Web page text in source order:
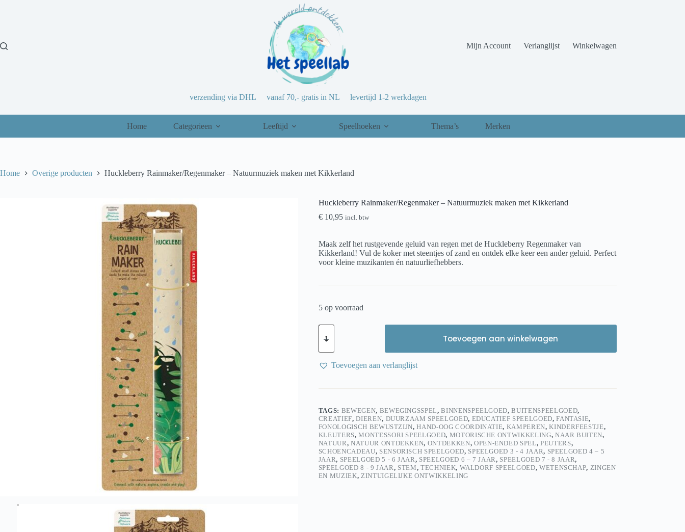
Mijn Account
Verlanglijst Winkelwagen
verzending via DHL vanaf 70,- gratis in NL levertijd 1-2 werkdagen
Home Categorieen Leeftijd Speelhoeken Thema’s Merken
Home Overige producten Huckleberry Rainmaker/Regenmaker – Natuurmuziek maken met Kikkerland
Huckleberry Rainmaker/Regenmaker – Natuurmuziek maken met Kikkerland
€10,95 incl. btw
Maak zelf het rustgevende geluid van regen met de Huckleberry Regenmaker van
Kikkerland! Vul de koker met steentjes of zand en ontdek elke keer een ander geluid. Perfect
voor kleine muzikanten én natuurliefhebbers.
5 op voorraad
Huckleberry
Rainmaker/Regenmaker
Natuurmuziek
maken
met
Toevoegen aan winkelwagen
Toevoegen aan verlanglijst
TAGS: BEWEGEN, BEWEGINGSSPEL,BINNENSPEELGOED,BUITENSPEELGOED,
CREATIEF,DIEREN, DUURZAAM SPEELGOED, EDUCATIEF SPEELGOED,FANTASIE,
FONOLOGISCH BEWUSTZIJN,HAND-OOG COORDINATIE, KAMPEREN,KINDERFEESTJE,
KLEUTERS,MONTESSORI SPEELGOED, MOTORISCHE ONTWIKKELING, NAAR BUITEN,
NATUUR,NATUUR ONTDEKKEN, ONTDEKKEN, OPEN-ENDED SPEL, PEUTERS,
SCHOENCADEAU, SENSORISCH SPEELGOED, SPEELGOED 3 - 4 JAAR, SPEELGOED 4 – 5
JAAR, SPEELGOED 5 - 6 JAAR, SPEELGOED 6 – 7 JAAR, SPEELGOED 7 - 8 JAAR,
SPEELGOED 8 - 9 JAAR, STEM,TECHNIEK, WALDORF SPEELGOED, WETENSCHAP, ZINGEN
EN MUZIEK, ZINTUIGELIJKE ONTWIKKELING